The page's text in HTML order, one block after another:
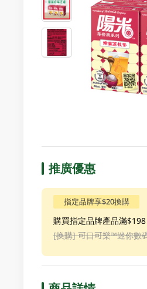
推廣優惠
指定品牌享$20換購
購買指定品牌產品滿
[换購] 可口可樂™️迷你數